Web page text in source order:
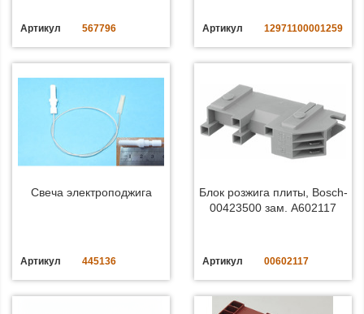
Артикул 567796 Артикул 12971100001259
Свеча электроподжига
Артикул 445136
Блок розжига плиты, Bosch-
00423500 зам. A602117
Артикул 00602117